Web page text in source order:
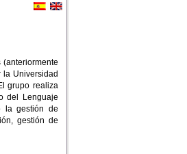
Universidad
grupo realiza
del Lenguaje
la gestión de
gestión de